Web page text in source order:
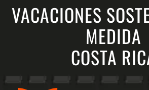
VACACIONES
MEDIDA
COSTA